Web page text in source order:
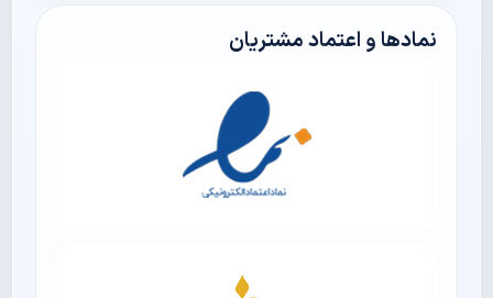
نمادها و اعتماد مشتریان